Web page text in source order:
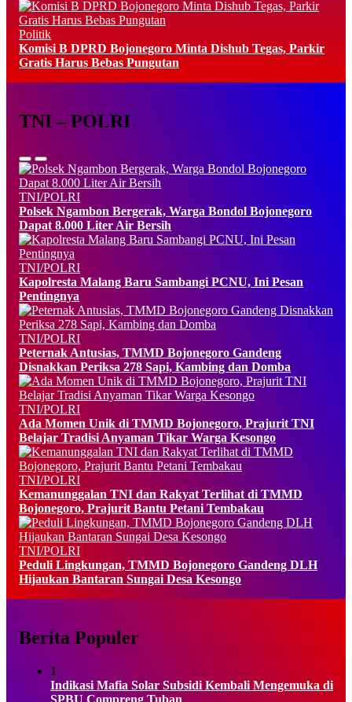
Politik
Komisi B DPRD Bojonegoro Minta Dishub Tegas, Parkir
Gratis Harus Bebas Pungutan
TNI – POLRI
TNI/POLRI
Polsek Ngambon Bergerak, Warga Bondol Bojonegoro
Dapat 8.000 Liter Air Bersih
TNI/POLRI
Kapolresta Malang Baru Sambangi PCNU, Ini Pesan
Pentingnya
TNI/POLRI
Peternak Antusias, TMMD Bojonegoro Gandeng
Disnakkan Periksa 278 Sapi, Kambing dan Domba
TNI/POLRI
Ada Momen Unik di TMMD Bojonegoro, Prajurit TNI
Belajar Tradisi Anyaman Tikar Warga Kesongo
TNI/POLRI
Kemanunggalan TNI dan Rakyat Terlihat di TMMD
Bojonegoro, Prajurit Bantu Petani Tembakau
TNI/POLRI
Peduli Lingkungan, TMMD Bojonegoro Gandeng DLH
Hijaukan Bantaran Sungai Desa Kesongo
Berita Populer
1
Indikasi Mafia Solar Subsidi Kembali Mengemuka di
SPBU Compreng Tuban